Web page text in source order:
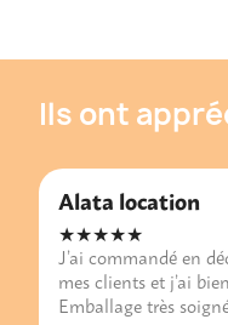
Ils ont
Alata location
★★★★★
J’ai commandé en
mes clients et j’ai
Emballage très